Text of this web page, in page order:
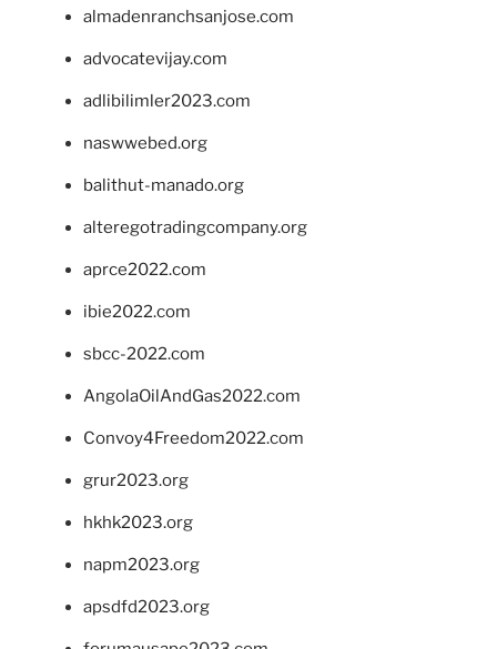
almadenranchsanjose.com
advocatevijay.com
adlibilimler2023.com
naswwebed.org
balithut-manado.org
alteregotradingcompany.org
aprce2022.com
ibie2022.com
sbcc-2022.com
AngolaOilAndGas2022.com
Convoy4Freedom2022.com
grur2023.org
hkhk2023.org
napm2023.org
apsdfd2023.org